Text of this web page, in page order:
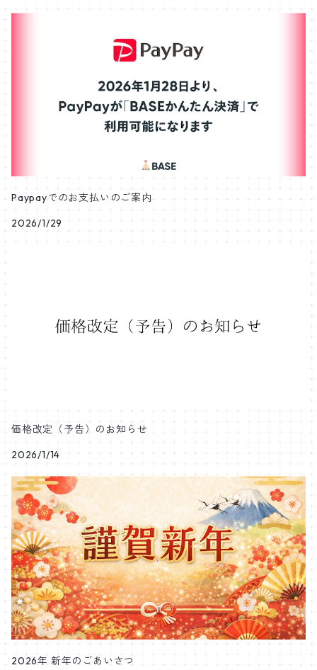
Paypayでのお支払いのご案内
2026/1/29
価格改定（予告）のお知らせ
2026/1/14
2026年 新年のごあいさつ